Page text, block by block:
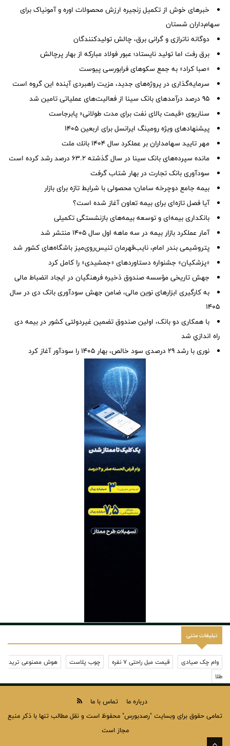
خبرهای خوش از تکمیل زنجیره ارزش محصولات اوره و آمونیاک برای
سهام‌داران شستان
دوگانه ناترازی و گرانی برق، چالش تولیدکنندگان
برق رفت اما تولید نایستاد؛ عبور فولاد مبارکه از بهار پرچالش
«صبا کراد» به جمع سکوهای فرابورسی پیوست
سرمایه‌گذاری در پروژه‌های جدید، مزیت راهبردی آینده این گروه است
95 درصد درآمدهای بانک سینا از فعالیت‌های عملیاتی تامین شد
سناریوی «قیمت بالای نفت برای مدت طولانی» پابرجاست
پیشنهادهای ویژه رومینگ ایرانسل برای اربعین ۱۴۰۵
مهر تایید سهامداران بر عملكرد سال ۱۴۰۴ بانك ملت
مانده سپرده‌های بانک سینا در سال گذشته ۶۳.۲ درصد رشد کرده است
سودآوری بانک تجارت در بهار شتاب گرفت
بیمه جامع دوچرخه سامان؛ محصولی با شرایط تازه برای بازار
آیا فصل تازه‌ای برای بیمه تعاون آغاز شده است؟
بانکداری بیمه‌ای و توسعه بیمه‌های بازنشستگی تکمیلی
آمار عملكرد بازار بیمه در سه ماهه اول سال 1405 منتشر شد
پتروشیمی بندر امام، نایب‌قهرمان تنیس‌روی‌میز باشگاه‌های کشور شد
«پزشکیان» جشنواره دستاوردهای «جمشیدی» را کامل کرد
جهش تاریخی مؤسسه صندوق ذخیره فرهنگیان در ایجاد انضباط مالی
به کارگیری ابزارهای نوین مالی، ضامن جهش سودآوری بانک دی در سال
۱۴۰۵
با همکاری دو بانک، اولین صندوق تضمین غیردولتی کشور در بیمه دی
راه اندازي شد
نوری با رشد ۲۹ درصدی سود خالص، بهار ۱۴۰۵ را سودآور آغاز کرد
تبلیغات متنی
وام چک صیادی قیمت مبل راحتی 7 نفره چوب پلاست
هوش مصنوعی ترید
طلا
درباره ما
تماس با ما
تمامی حقوق برای وبسایت "رصدبورس" محفوظ است و نقل مطالب تنها با ذکر منبع
مجاز است